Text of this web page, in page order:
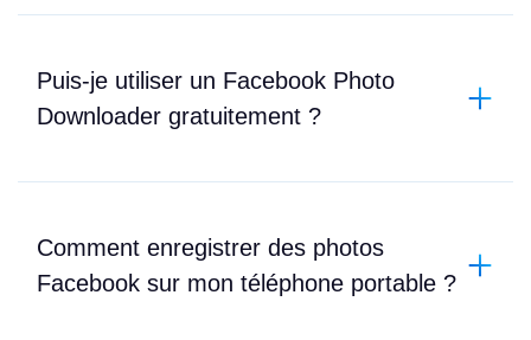
Puis-je utiliser un Facebook Photo
Downloader gratuitement ?
Comment enregistrer des photos
Facebook sur mon téléphone portable ?